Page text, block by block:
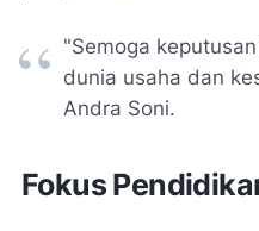
"Semoga
dunia usaha dan
Andra Soni.
Fokus